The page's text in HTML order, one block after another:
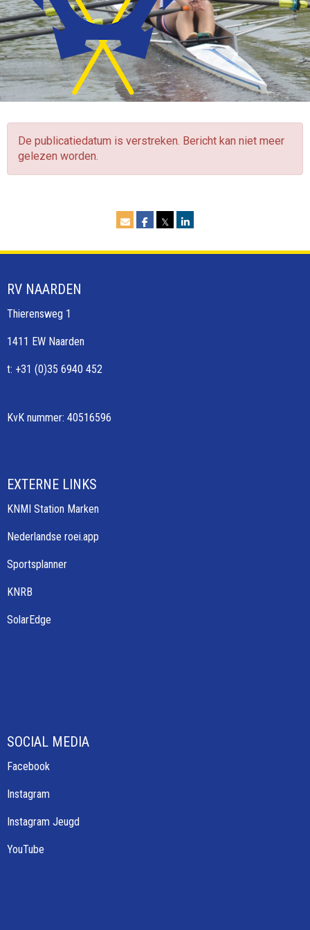
De publicatiedatum is verstreken. Bericht kan niet meer
gelezen worden.
𝕏
RV NAARDEN
Thierensweg 1
1411 EW Naarden
t: +31 (0)35 6940 452
KvK nummer: 40516596
EXTERNE LINKS
KNMI Station Marken
Nederlandse roei.app
Sportsplanner
KNRB
SolarEdge
SOCIAL MEDIA
Facebook
Instagram
Instagram Jeugd
YouTube